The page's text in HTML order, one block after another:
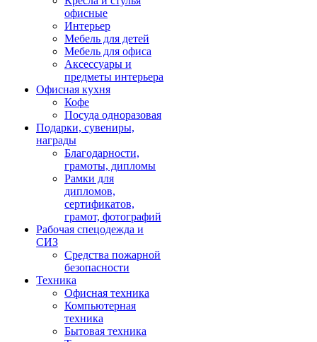
офисные
Интерьер
Мебель для детей
Мебель для офиса
Аксессуары и
предметы интерьера
Офисная кухня
Кофе
Посуда одноразовая
Подарки, сувениры,
награды
Благодарности,
грамоты, дипломы
Рамки для
дипломов,
сертификатов,
грамот, фотографий
Рабочая спецодежда и
СИЗ
Средства пожарной
безопасности
Техника
Офисная техника
Компьютерная
техника
Бытовая техника